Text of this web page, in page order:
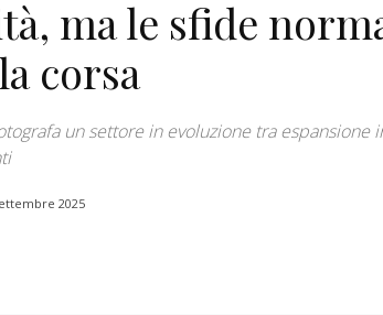
ma le sfide
corsa
un settore in evoluzione tra espansione
2025